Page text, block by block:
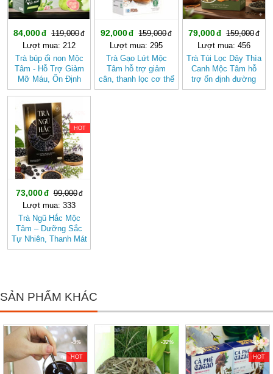
84,000
119,000
Lượt mua: 212
Trà búp ổi non Mộc
Tâm - Hỗ Trợ Giảm
Mỡ Máu, Ổn Định
Đường Huyết, Mát
Gan, Tốt Cho Tim
Mạch- Hệ Tiêu Hóa
92,000
159,000
Lượt mua: 295
Trà Gạo Lứt Mộc
Tâm hỗ trợ giảm
cân, thanh lọc cơ thể
mát gan
79,000
159,000
Lượt mua: 456
Trà Túi Lọc Dây Thìa
Canh Mộc Tâm hỗ
trợ ổn định đường
huyết
HOT
73,000
99,000
Lượt mua: 333
Trà Ngũ Hắc Mộc
Tâm – Dưỡng Sắc
Tự Nhiên, Thanh Mát
Dịu Nhẹ (hộp 20 túi
SẢN PHẨM KHÁC
-9%
HOT
-32% -45%
HOT